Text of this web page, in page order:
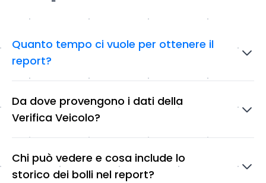
Quanto tempo ci vuole per ottenere il
report?
Da dove provengono i dati della
Verifica Veicolo?
Chi può vedere e cosa include lo
storico dei bolli nel report?